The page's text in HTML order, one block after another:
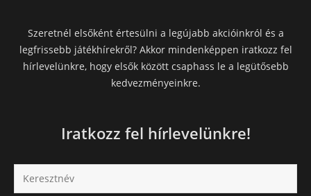
Szeretnél elsőként értesülni a legújabb akcióinkról és a
legfrissebb játékhírekről? Akkor mindenképpen iratkozz fel
hírlevelünkre, hogy elsők között csaphass le a legütősebb
kedvezményeinkre.
Iratkozz fel hírlevelünkre!